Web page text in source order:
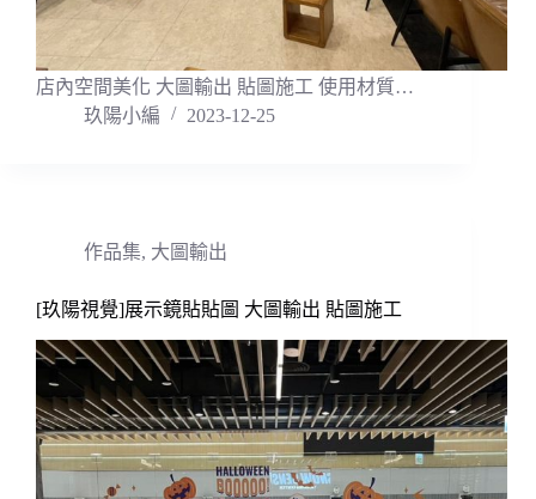
店內空間美化 大圖輸出 貼圖施工 使用材質…
玖陽小編
2023-12-25
作品集, 大圖輸出
[玖陽視覺]展示鏡貼貼圖 大圖輸出 貼圖施工